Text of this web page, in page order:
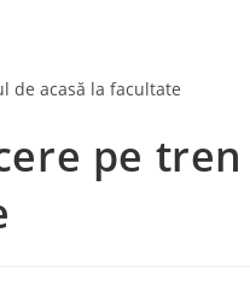
pe tren